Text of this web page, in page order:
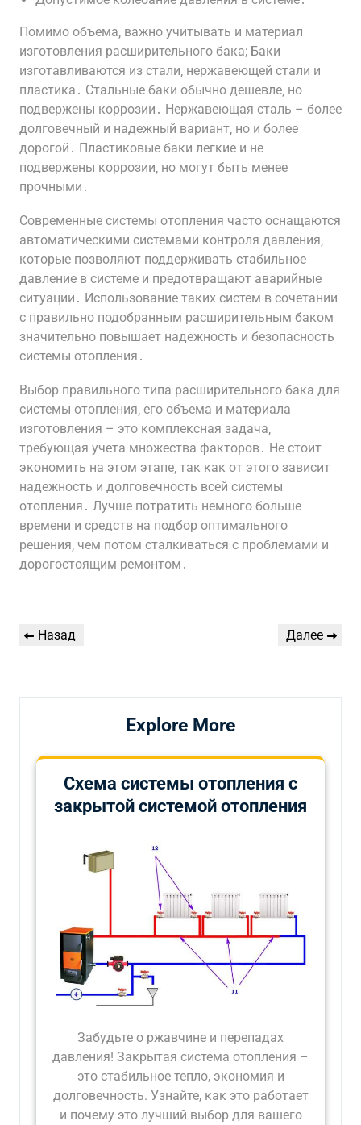
Помимо объема‚ важно учитывать и материал
изготовления расширительного бака; Баки
изготавливаются из стали‚ нержавеющей стали и
пластика․ Стальные баки обычно дешевле‚ но
подвержены коррозии․ Нержавеющая сталь – более
долговечный и надежный вариант‚ но и более
дорогой․ Пластиковые баки легкие и не
подвержены коррозии‚ но могут быть менее
прочными․
Современные системы отопления часто оснащаются
автоматическими системами контроля давления‚
которые позволяют поддерживать стабильное
давление в системе и предотвращают аварийные
ситуации․ Использование таких систем в сочетании
с правильно подобранным расширительным баком
значительно повышает надежность и безопасность
системы отопления․
Выбор правильного типа расширительного бака для
системы отопления‚ его объема и материала
изготовления – это комплексная задача‚
требующая учета множества факторов․ Не стоит
экономить на этом этапе‚ так как от этого зависит
надежность и долговечность всей системы
отопления․ Лучше потратить немного больше
времени и средств на подбор оптимального
решения‚ чем потом сталкиваться с проблемами и
дорогостоящим ремонтом․
Навигация
Предыдущая
Назад
Следующая
Далее
Explore More
Схема системы отопления с
закрытой системой отопления
Забудьте о ржавчине и перепадах
давления! Закрытая система отопления –
это стабильное тепло, экономия и
долговечность. Узнайте, как это работает
и почему это лучший выбор для вашего